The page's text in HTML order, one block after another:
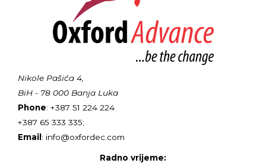
Nikole Pašića 4,
BiH - 78 000 Banja Luka
Phone: +387 51 224 224
+387 65 333 335;
Email: info@oxfordec.com
Radno vrijeme: